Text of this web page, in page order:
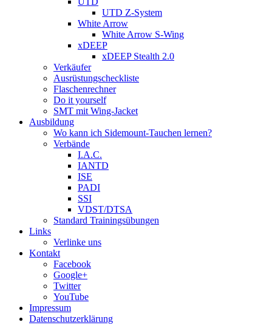
UTD Z-System
White Arrow
White Arrow S-Wing
xDEEP
xDEEP Stealth 2.0
Verkäufer
Ausrüstungscheckliste
Flaschenrechner
Do it yourself
SMT mit Wing-Jacket
Ausbildung
Wo kann ich Sidemount-Tauchen lernen?
Verbände
I.A.C.
IANTD
ISE
PADI
SSI
VDST/DTSA
Standard Trainingsübungen
Links
Verlinke uns
Kontakt
Facebook
Google+
Twitter
YouTube
Impressum
Datenschutzerklärung